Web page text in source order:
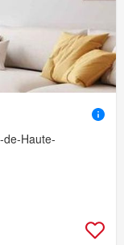
Haute-